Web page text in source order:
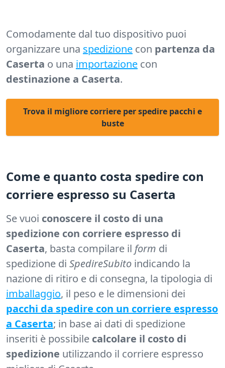
Comodamente dal tuo dispositivo puoi
organizzare una spedizione con partenza da
Caserta o una importazione con
destinazione a Caserta.
Trova il migliore corriere per spedire pacchi e
buste
Come e quanto costa spedire con
corriere espresso su Caserta
Se vuoi conoscere il costo di una
spedizione con corriere espresso di
Caserta, basta compilare il form di
spedizione di SpedireSubito indicando la
nazione di ritiro e di consegna, la tipologia di
imballaggio, il peso e le dimensioni dei
pacchi da spedire con un corriere espresso
a Caserta; in base ai dati di spedizione
inseriti è possibile calcolare il costo di
spedizione utilizzando il corriere espresso